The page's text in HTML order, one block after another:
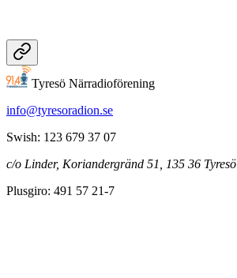
Tyresö Närradioförening
info@tyresoradion.se
Swish: 123 679 37 07
c/o Linder, Koriandergränd 51, 135 36 Tyresö
Plusgiro: 491 57 21-7